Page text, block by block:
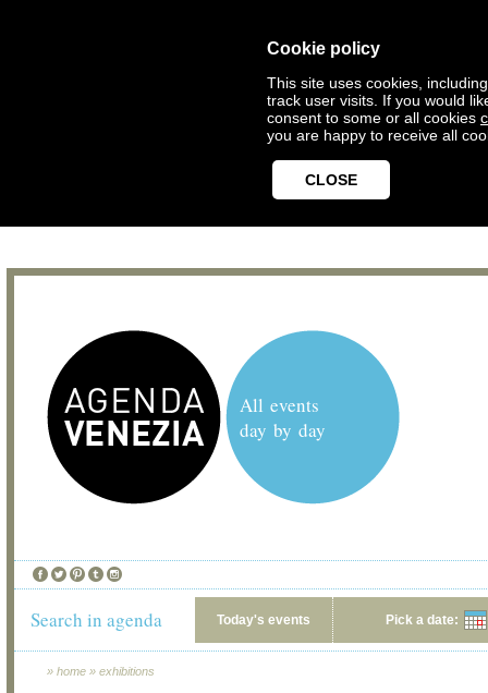
Cookie policy
This site uses cookies,
track user visits. If you would
consent to some or all cookies
you are happy to receive all
CLOSE
All events
day by day
Search in agenda Today's events Pick a date:
» home » exhibitions